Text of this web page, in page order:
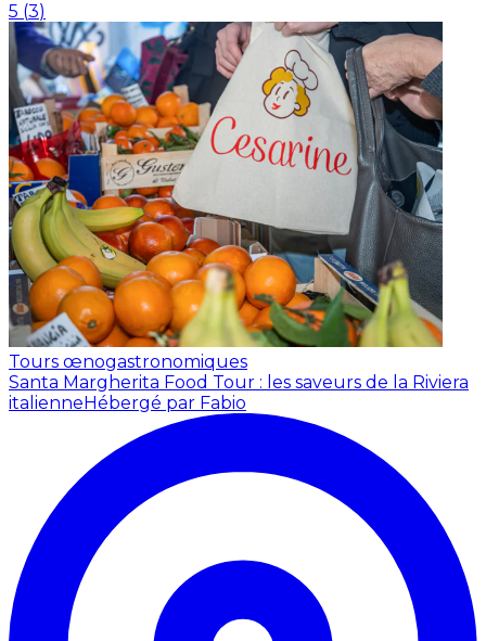
5 (3)
Tours œnogastronomiques
Santa Margherita Food Tour : les saveurs de la Riviera
italienneHébergé par Fabio